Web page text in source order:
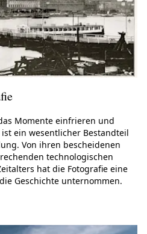
Momente einfrieren und
ein wesentlicher Bestandteil
Von ihren bescheidenen
technologischen
hat die Fotografie eine
Geschichte unternommen.